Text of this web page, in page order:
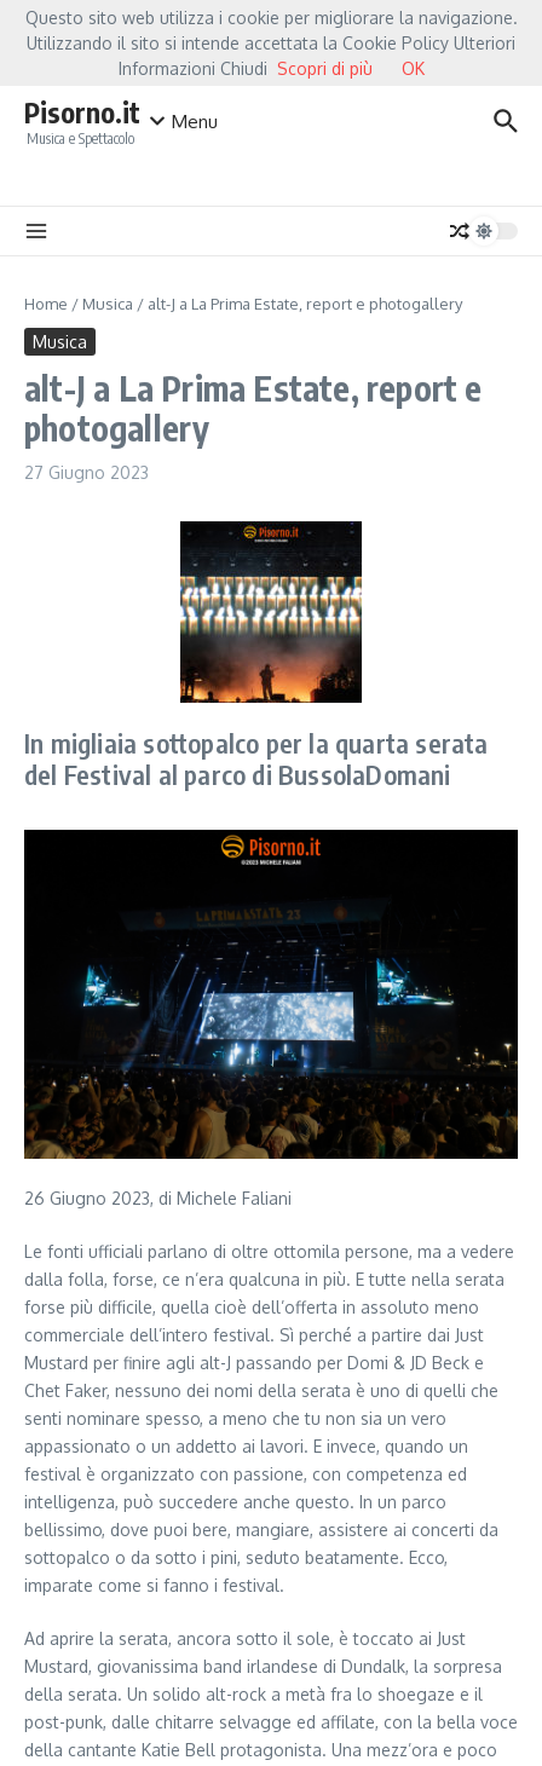
Salta al contenuto
Hot News
Fiorella Mannoia, a Capannori nasce “Anime Salve”: la data zero è un atto
Pisorno.it
Musica e Spettacolo
Menu
Home / Musica / alt-J a La Prima Estate, report e photogallery
Musica
alt-J a La Prima Estate, report e
photogallery
27 Giugno 2023
In migliaia sottopalco per la quarta serata
del Festival al parco di BussolaDomani
26 Giugno 2023, di Michele Faliani
Le fonti ufficiali parlano di oltre ottomila persone, ma a vedere
dalla folla, forse, ce n’era qualcuna in più. E tutte nella serata
forse più difficile, quella cioè dell’offerta in assoluto meno
commerciale dell’intero festival. Sì perché a partire dai Just
Mustard per finire agli alt-J passando per Domi & JD Beck e
Chet Faker, nessuno dei nomi della serata è uno di quelli che
senti nominare spesso, a meno che tu non sia un vero
appassionato o un addetto ai lavori. E invece, quando un
festival è organizzato con passione, con competenza ed
intelligenza, può succedere anche questo. In un parco
bellissimo, dove puoi bere, mangiare, assistere ai concerti da
sottopalco o da sotto i pini, seduto beatamente. Ecco,
imparate come si fanno i festival.
Ad aprire la serata, ancora sotto il sole, è toccato ai Just
Mustard, giovanissima band irlandese di Dundalk, la sorpresa
della serata. Un solido alt-rock a metà fra lo shoegaze e il
post-punk, dalle chitarre selvagge ed affilate, con la bella voce
della cantante Katie Bell protagonista. Una mezz’ora e poco
Questo sito web utilizza i cookie per migliorare la navigazione.
Utilizzando il sito si intende accettata la Cookie Policy Ulteriori
Informazioni Chiudi Scopri di più OK